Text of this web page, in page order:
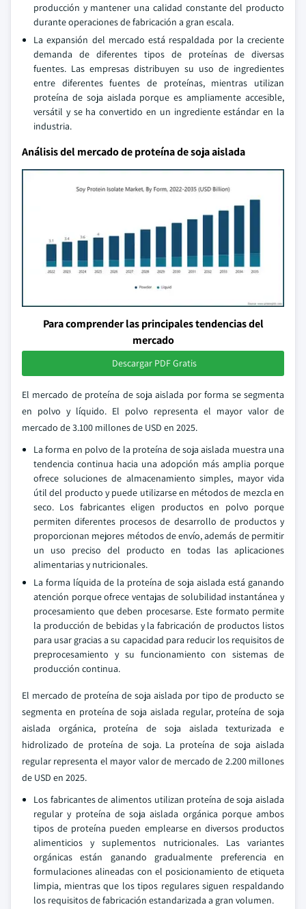
producción y mantener una calidad constante del producto
durante operaciones de fabricación a gran escala.
La expansión del mercado está respaldada por la creciente
demanda de diferentes tipos de proteínas de diversas
fuentes. Las empresas distribuyen su uso de ingredientes
entre diferentes fuentes de proteínas, mientras utilizan
proteína de soja aislada porque es ampliamente accesible,
versátil y se ha convertido en un ingrediente estándar en la
industria.
Análisis del mercado de proteína de soja aislada
Para comprender las principales tendencias del
mercado
Descargar PDF Gratis
El mercado de proteína de soja aislada por forma se segmenta
en polvo y líquido. El polvo representa el mayor valor de
mercado de 3.100 millones de USD en 2025.
La forma en polvo de la proteína de soja aislada muestra una
tendencia continua hacia una adopción más amplia porque
ofrece soluciones de almacenamiento simples, mayor vida
útil del producto y puede utilizarse en métodos de mezcla en
seco. Los fabricantes eligen productos en polvo porque
permiten diferentes procesos de desarrollo de productos y
proporcionan mejores métodos de envío, además de permitir
un uso preciso del producto en todas las aplicaciones
alimentarias y nutricionales.
La forma líquida de la proteína de soja aislada está ganando
atención porque ofrece ventajas de solubilidad instantánea y
procesamiento que deben procesarse. Este formato permite
la producción de bebidas y la fabricación de productos listos
para usar gracias a su capacidad para reducir los requisitos de
preprocesamiento y su funcionamiento con sistemas de
producción continua.
El mercado de proteína de soja aislada por tipo de producto se
segmenta en proteína de soja aislada regular, proteína de soja
aislada orgánica, proteína de soja aislada texturizada e
hidrolizado de proteína de soja. La proteína de soja aislada
regular representa el mayor valor de mercado de 2.200 millones
de USD en 2025.
Los fabricantes de alimentos utilizan proteína de soja aislada
regular y proteína de soja aislada orgánica porque ambos
tipos de proteína pueden emplearse en diversos productos
alimenticios y suplementos nutricionales. Las variantes
orgánicas están ganando gradualmente preferencia en
formulaciones alineadas con el posicionamiento de etiqueta
limpia, mientras que los tipos regulares siguen respaldando
los requisitos de fabricación estandarizada a gran volumen.